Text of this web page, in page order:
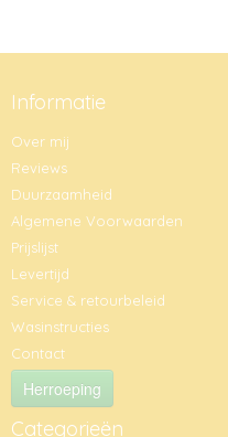
Informatie
Over mij
Reviews
Duurzaamheid
Algemene Voorwaarden
Prijslijst
Levertijd
Service & retourbeleid
Wasinstructies
Contact
Herroeping
Categorieën